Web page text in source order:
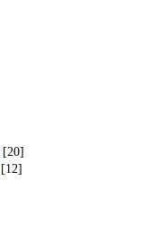
[20]
[12]